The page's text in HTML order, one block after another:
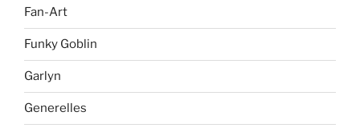
Fan-Art
Funky Goblin
Garlyn
Generelles